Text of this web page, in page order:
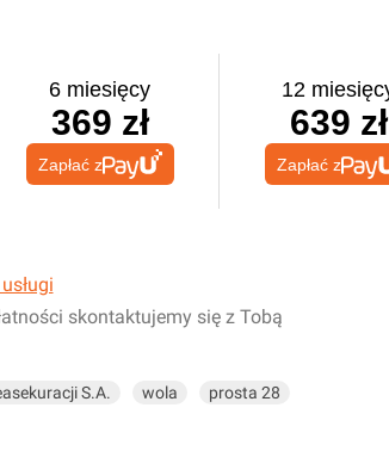
6 miesięcy
369 zł
Zapłać z
12
639 zł
Zapłać z
skontaktujemy się z Tobą
S.A. wola
prosta 28